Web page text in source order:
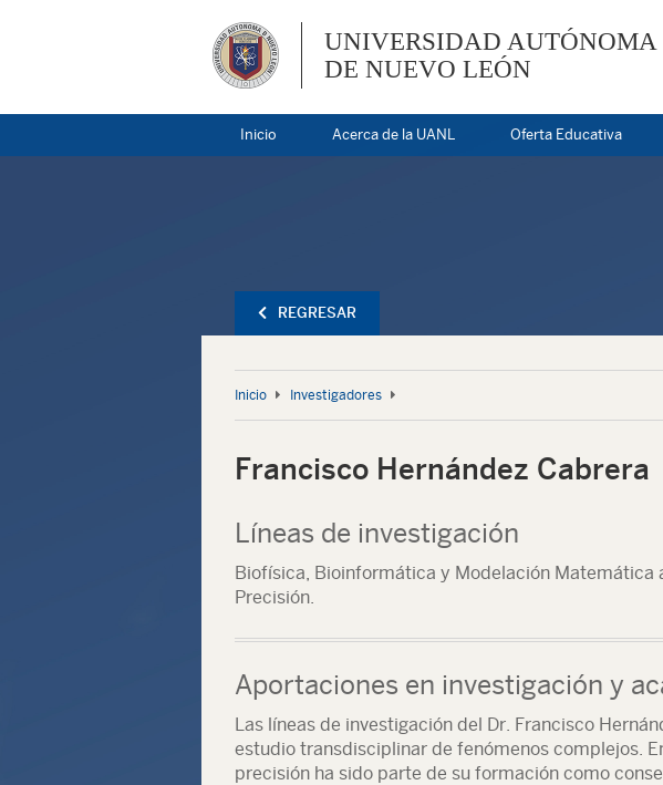
UNIVERSIDAD AUTÓNOMA
DE NUEVO LEÓN
Inicio Acerca de la UANL Oferta Educativa
REGRESAR
Inicio Investigadores
Francisco Hernández Cabrera
Líneas de investigación
Biofísica, Bioinformática y Modelación Matemática
Precisión.
Aportaciones en investigación y
Las líneas de investigación del Dr. Francisco
estudio transdisciplinar de fenómenos complejos.
precisión ha sido parte de su formación como